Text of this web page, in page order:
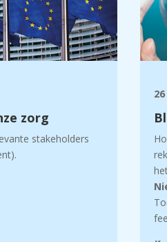
zorg
stakeholders